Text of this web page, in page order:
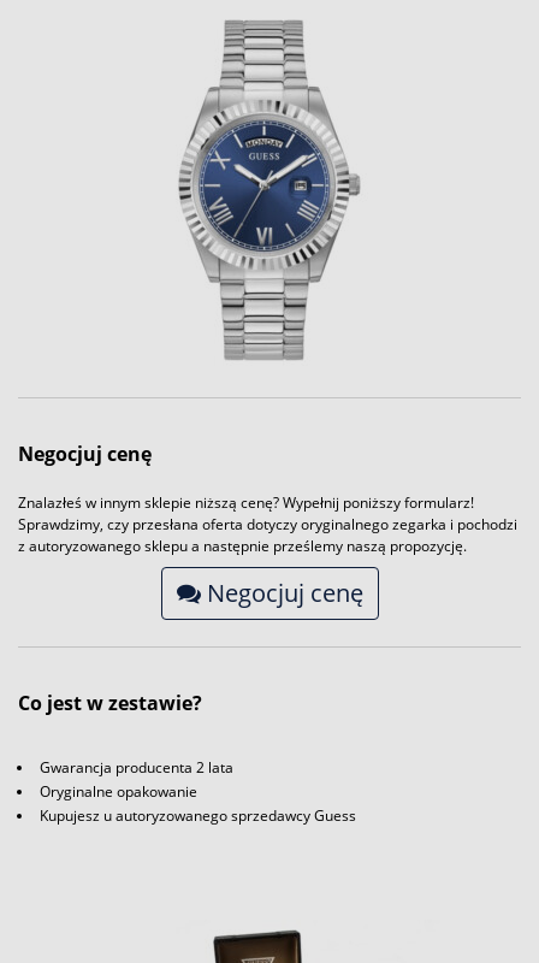
Negocjuj cenę
Znalazłeś w innym sklepie niższą cenę? Wypełnij poniższy formularz!
Sprawdzimy, czy przesłana oferta dotyczy oryginalnego zegarka i pochodzi
z autoryzowanego sklepu a następnie prześlemy naszą propozycję.
Negocjuj cenę
Co jest w zestawie?
Gwarancja producenta 2 lata
Oryginalne opakowanie
Kupujesz u autoryzowanego sprzedawcy Guess